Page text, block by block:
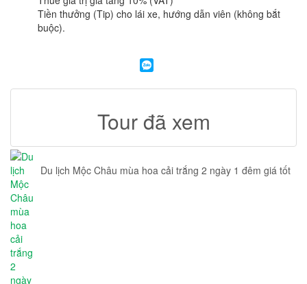
Tiền thưởng (Tip) cho lái xe, hướng dẫn viên (không bắt
buộc).
Tour đã xem
Du lịch Mộc Châu mùa hoa cải trắng 2 ngày 1 đêm giá tốt